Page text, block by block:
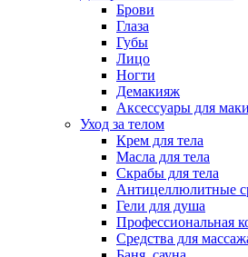
Брови
Глаза
Губы
Лицо
Ногти
Демакияж
Аксессуары для
Уход за телом
Крем для тела
Масла для тела
Скрабы для тела
Антицеллюлитные
Гели для душа
Профессиональная
Средства для